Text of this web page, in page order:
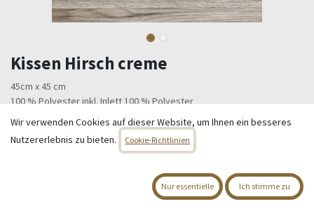
Kissen Hirsch creme
45cm x 45 cm
100 % Polyester inkl. Inlett 100 % Polyester
19,95€ Alle Preise inkl. MwSt.zzgl. Versandkosten
IN DEN WARENKORB
Wir verwenden Cookies auf dieser Website, um Ihnen ein besseres
Nutzererlebnis zu bieten.
Cookie-Richtlinien
Nur essentielle Ich stimme zu